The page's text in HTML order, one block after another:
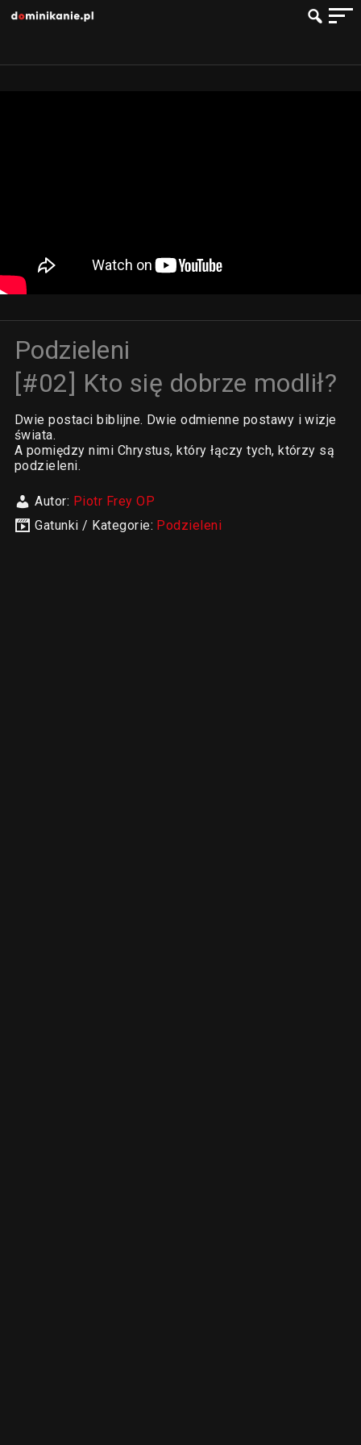
Podzieleni
[#02] Kto się dobrze modlił?
Dwie postaci biblijne. Dwie odmienne postawy i wizje
świata.
A pomiędzy nimi Chrystus, który łączy tych, którzy są
podzieleni.
Autor: Piotr Frey OP
Gatunki / Kategorie: Podzieleni